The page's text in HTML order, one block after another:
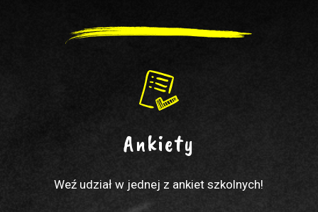
Ankiety
Weź udział w jednej z ankiet szkolnych!